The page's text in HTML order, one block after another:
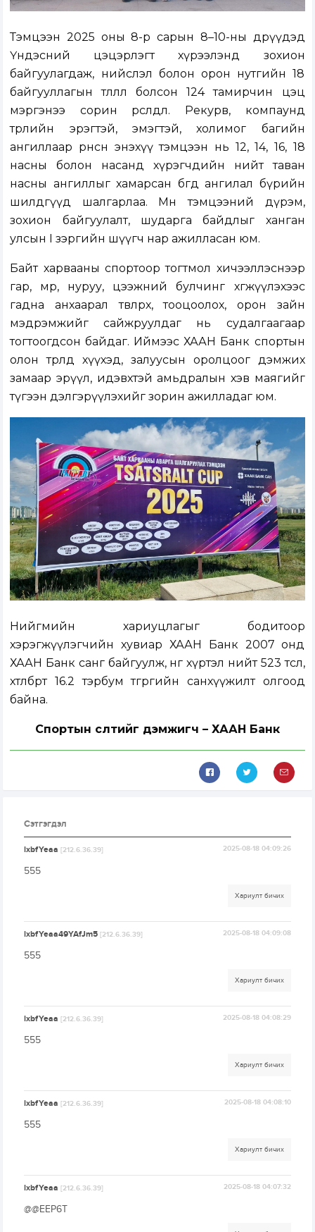
Тэмцээн 2025 оны 8-р сарын 8–10-ны өдрүүдэд
Үндэсний цэцэрлэгт хүрээлэнд зохион
байгуулагдаж, нийслэл болон орон нутгийн 18
байгууллагын төлөөлөл болсон 124 тамирчин цэц
мэргэнээ сорин өрсөлдлөө. Рекурв, компаунд
төрлийн эрэгтэй, эмэгтэй, холимог багийн
ангиллаар өрнөсөн энэхүү тэмцээн нь 12, 14, 16, 18
насны болон насанд хүрэгчдийн нийт таван
насны ангиллыг хамарсан бөгөөд ангилал бүрийн
шилдгүүд шалгарлаа. Мөн тэмцээний дүрэм,
зохион байгуулалт, шударга байдлыг ханган
улсын I зэргийн шүүгч нар ажилласан юм.
Байт харвааны спортоор тогтмол хичээллэснээр
гар, мөр, нуруу, цээжний булчинг хөгжүүлэхээс
гадна анхаарал төвлөрөх, тооцоолох, орон зайн
мэдрэмжийг сайжруулдаг нь судалгаагаар
тогтоогдсон байдаг. Иймээс ХААН Банк спортын
олон төрөлд хүүхэд, залуусын оролцоог дэмжих
замаар эрүүл, идэвхтэй амьдралын хэв маягийг
түгээн дэлгэрүүлэхийг зорин ажилладаг юм.
Нийгмийн хариуцлагыг бодитоор
хэрэгжүүлэгчийн хувиар ХААН Банк 2007 онд
ХААН Банк санг байгуулж, өнөөг хүртэл нийт 523 төсөл,
хөтөлбөрт 16.2 тэрбум төгрөгийн санхүүжилт олгоод
байна.
Спортын өсөлтийг дэмжигч – ХААН Банк
Сэтгэгдэл
lxbfYeaa[212.6.36.39] 2025-08-18 04:09:26
555
Хариулт бичих
lxbfYeaa49YAfJm5[212.6.36.39] 2025-08-18 04:09:08
555
Хариулт бичих
lxbfYeaa[212.6.36.39] 2025-08-18 04:08:29
555
Хариулт бичих
lxbfYeaa[212.6.36.39] 2025-08-18 04:08:10
555
Хариулт бичих
lxbfYeaa[212.6.36.39] 2025-08-18 04:07:32
@@EEP6T